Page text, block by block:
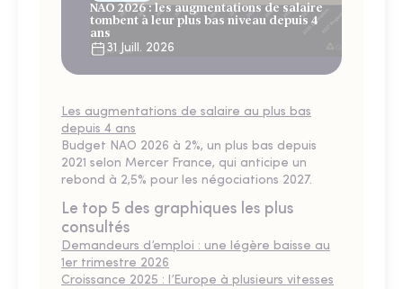
NAO 2026 : les augmentations de salaire
tombent à leur plus bas niveau depuis 4
ans
31 Juill. 2026
Les augmentations de salaire au plus bas
depuis 4 ans
Budget NAO 2026 à 2%, un plus bas depuis
2021 selon Mercer France, qui anticipe un
rebond à 2,5% pour les négociations 2027.
Le top 5 des graphiques les plus
consultés
Demandeurs d’emploi : une légère baisse au
1er trimestre 2026
Croissance 2025 : l’Europe à plusieurs vitesses